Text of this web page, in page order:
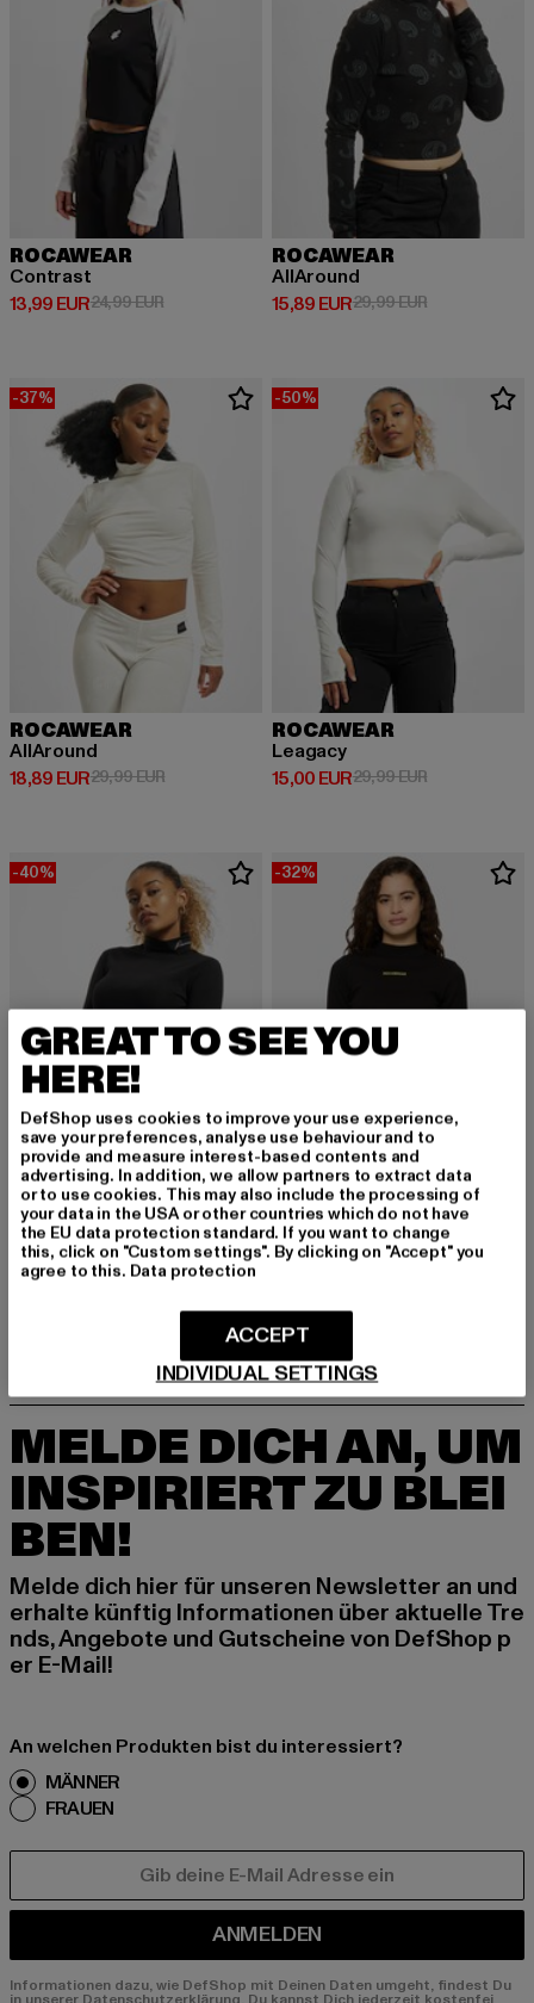
ROCAWEAR
Contrast
13,99 EUR
Derzeitiger Preis: 13,99 EUR
24,99 EURAktionspreis: 24,99 EUR
ROCAWEAR
AllAround
15,89 EUR
Derzeitiger Preis: 15,89 EUR
29,99 EURAktionspreis:
-37%
ROCAWEAR
AllAround
18,89 EUR
Derzeitiger Preis: 18,89 EUR
29,99 EURAktionspreis: 29,99 EUR
-50%
ROCAWEAR
Leagacy
15,00 EUR
Derzeitiger Preis: 15,00 EUR
29,99 EURAktionspreis:
-40%
ROCAWEAR
Leagacy
ab20,99 EUR
Derzeitiger Preis: ab 20,99 EUR
34,99 EURAktionspreis: 34,99 EUR
-32%
ROCAWEAR
Berlin
MELDE DICH AN, UM
INSPIRIERT ZU BLEI
BEN!
Melde dich hier für unseren Newsletter an und
erhalte künftig Informationen über aktuelle Tre
nds, Angebote und Gutscheine von DefShop p
er E-Mail!
An welchen Produkten bist du interessiert?
MÄNNER
FRAUEN
ANMELDEN
Informationen dazu, wie DefShop mit Deinen Daten umgeht, findest Du
GREAT TO SEE YOU
HERE!
DefShop uses cookies to improve your use experience,
save your preferences, analyse use behaviour and to
provide and measure interest-based contents and
advertising. In addition, we allow partners to extract data
or to use cookies. This may also include the processing of
your data in the USA or other countries which do not have
the EU data protection standard. If you want to change
this, click on "Custom settings". By clicking on "Accept" you
agree to this. Data protection
INDIVIDUAL SETTINGS
ACCEPT